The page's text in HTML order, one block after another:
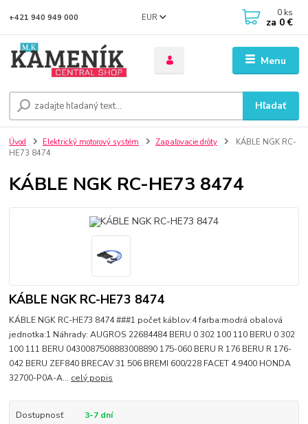
Menu
EUR
Hľadať
+421 940 949 000 0 ks
za 0 €
Úvod Elektrický motorový systém Zapaľovacie drôty
KÁBLE NGK RC-
HE73 8474
KÁBLE NGK RC-HE73 8474
KÁBLE NGK RC-HE73 8474
KÁBLE NGK RC-HE73 8474 ###1 počet káblov:4 farba:modrá obalová
jednotka:1 Náhrady: AUGROS 22684484 BERU 0 302 100 110 BERU 0 302
100 111 BERU 0430087508883008890 175-060 BERU R 176 BERU R 176-
042 BERU ZEF840 BRECAV 31 506 BREMI 600/228 FACET 4.9400 HONDA
32700-P0A-A... celý popis
Dostupnosť 3-7 dní